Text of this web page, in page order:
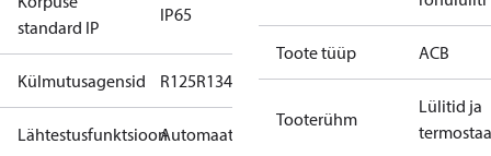
standard IP
IP65
Külmutusagensid R125R134a R22R404AR407CR407HR410A
LähtestusfunktsioonAutomaatne
Toote tüüp ACB
Tooterühm
Lülitid ja